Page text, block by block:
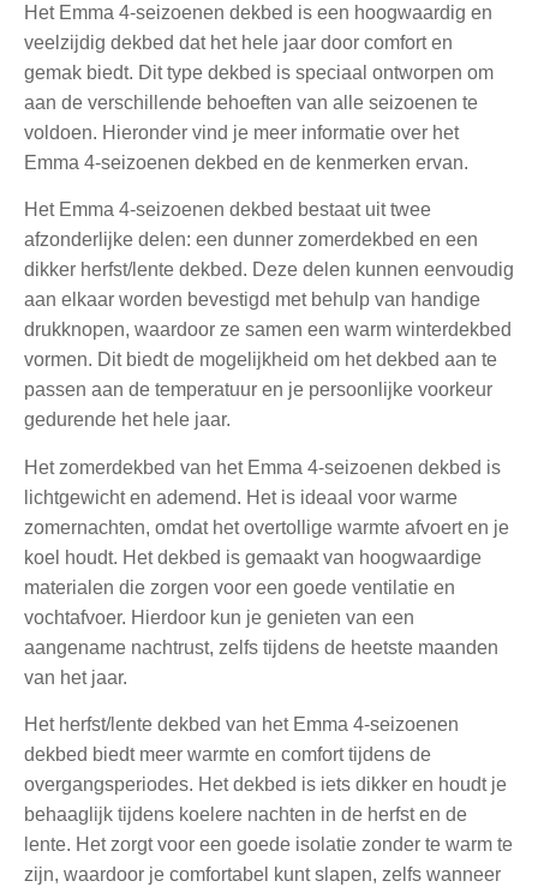
Het Emma 4-seizoenen dekbed is een hoogwaardig en
veelzijdig dekbed dat het hele jaar door comfort en
gemak biedt. Dit type dekbed is speciaal ontworpen om
aan de verschillende behoeften van alle seizoenen te
voldoen. Hieronder vind je meer informatie over het
Emma 4-seizoenen dekbed en de kenmerken ervan.
Het Emma 4-seizoenen dekbed bestaat uit twee
afzonderlijke delen: een dunner zomerdekbed en een
dikker herfst/lente dekbed. Deze delen kunnen eenvoudig
aan elkaar worden bevestigd met behulp van handige
drukknopen, waardoor ze samen een warm winterdekbed
vormen. Dit biedt de mogelijkheid om het dekbed aan te
passen aan de temperatuur en je persoonlijke voorkeur
gedurende het hele jaar.
Het zomerdekbed van het Emma 4-seizoenen dekbed is
lichtgewicht en ademend. Het is ideaal voor warme
zomernachten, omdat het overtollige warmte afvoert en je
koel houdt. Het dekbed is gemaakt van hoogwaardige
materialen die zorgen voor een goede ventilatie en
vochtafvoer. Hierdoor kun je genieten van een
aangename nachtrust, zelfs tijdens de heetste maanden
van het jaar.
Het herfst/lente dekbed van het Emma 4-seizoenen
dekbed biedt meer warmte en comfort tijdens de
overgangsperiodes. Het dekbed is iets dikker en houdt je
behaaglijk tijdens koelere nachten in de herfst en de
lente. Het zorgt voor een goede isolatie zonder te warm te
zijn, waardoor je comfortabel kunt slapen, zelfs wanneer